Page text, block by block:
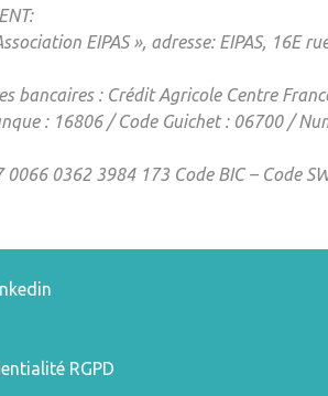
EIPAS », adresse: EIPAS, 16E
bancaires : Crédit Agricole Centre
: 16806 / Code Guichet : 06700 /
0362 3984 173 Code BIC – Code
RGPD